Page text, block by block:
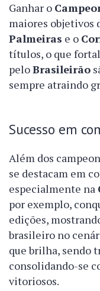
Ganhar o
maiores objetivos
Palmeiras e o
títulos, o que
peloBrasileirão
sempre atraindo
Sucesso em
Além dos
se destacam em
especialmente na
por exemplo,
edições,
brasileiro no
que brilha, sendo
consolidando-se
vitoriosos.